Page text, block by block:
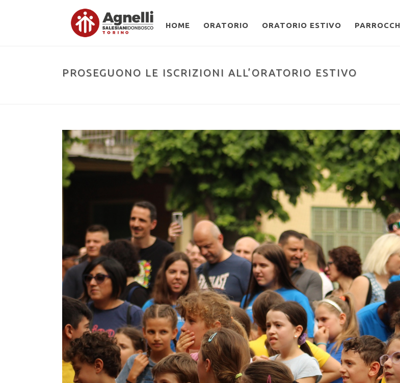
HOME ORATORIO ORATORIO ESTIVO
PROSEGUONO LE ISCRIZIONI ALL’ORATORIO ESTIVO